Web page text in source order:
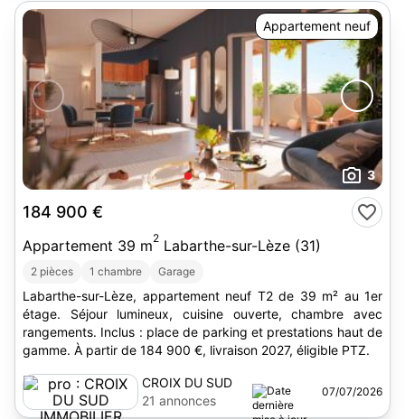
Appartement neuf
3
184 900 €
Appartement 39 m2 Labarthe-sur-Lèze (31)
2 pièces 1 chambre Garage
Labarthe-sur-Lèze, appartement neuf T2 de 39 m² au 1er
étage. Séjour lumineux, cuisine ouverte, chambre avec
rangements. Inclus : place de parking et prestations haut de
gamme. À partir de 184 900 €, livraison 2027, éligible PTZ.
CROIX DU SUD
IMMOBILIER
21 annonces
07/07/2026